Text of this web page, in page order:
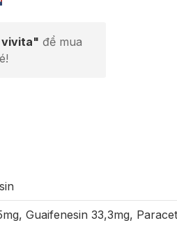
vivita" để mua
Guaifenesin 33,3mg,